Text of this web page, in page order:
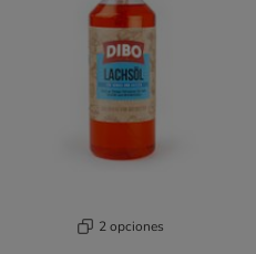
2 opciones